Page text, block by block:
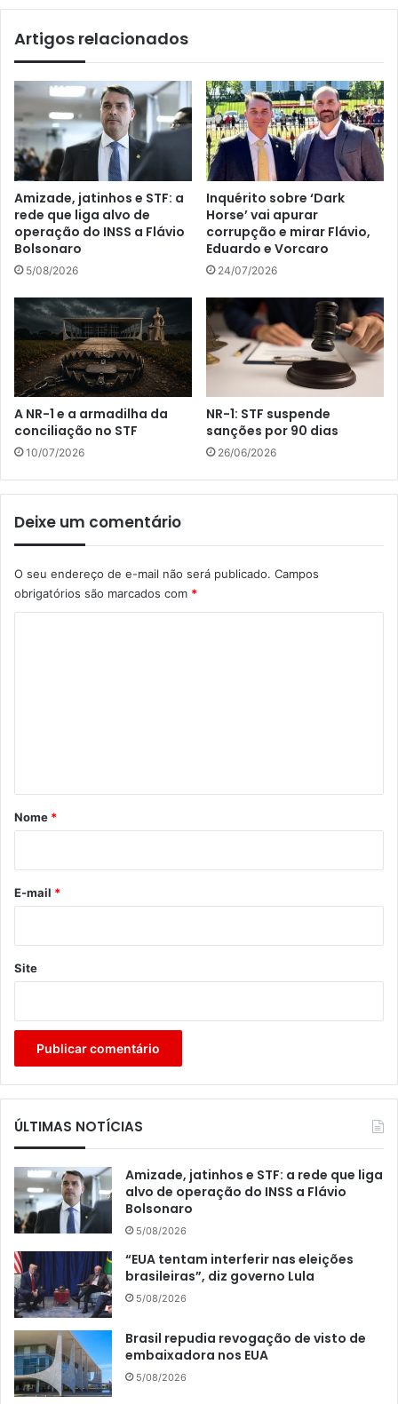
Artigos relacionados
Amizade, jatinhos e STF: a
rede que liga alvo de
operação do INSS a Flávio
Bolsonaro
5/08/2026
Inquérito sobre ‘Dark
Horse’ vai apurar
corrupção e mirar Flávio,
Eduardo e Vorcaro
24/07/2026
A NR-1 e a armadilha da
conciliação no STF
10/07/2026
NR-1: STF suspende
sanções por 90 dias
26/06/2026
Deixe um comentário
O seu endereço de e-mail não será publicado. Campos
obrigatórios são marcados com *
r
*
Nome *
E-mail *
Site
ÚLTIMAS NOTÍCIAS
Amizade, jatinhos e STF: a rede que liga
alvo de operação do INSS a Flávio
Bolsonaro
5/08/2026
“EUA tentam interferir nas eleições
brasileiras”, diz governo Lula
5/08/2026
Brasil repudia revogação de visto de
embaixadora nos EUA
5/08/2026